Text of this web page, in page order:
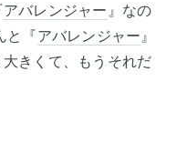
アバレンジャー 』なの
と『アバレンジャー』
きくて、もうそれだ